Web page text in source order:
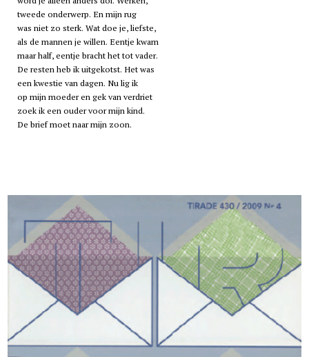
tweede onderwerp. En mijn rug
was niet zo sterk. Wat doe je, liefste,
als de mannen je willen. Eentje kwam
maar half, eentje bracht het tot vader.
De resten heb ik uitgekotst. Het was
een kwestie van dagen. Nu lig ik
op mijn moeder en gek van verdriet
zoek ik een ouder voor mijn kind.
De brief moet naar mijn zoon.